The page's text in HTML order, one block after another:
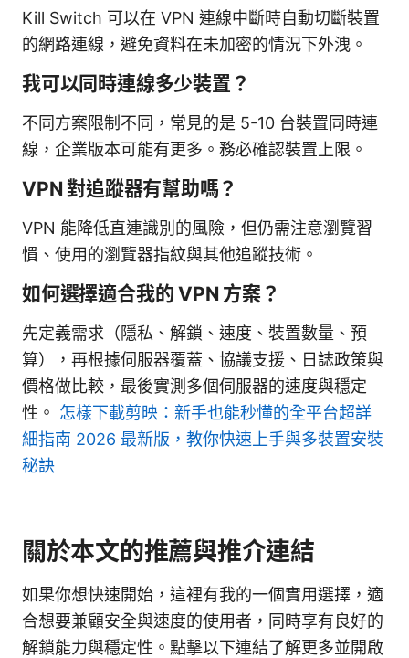
Kill Switch 可以在 VPN 連線中斷時自動切斷裝置
的網路連線，避免資料在未加密的情況下外洩。
我可以同時連線多少裝置？
不同方案限制不同，常見的是 5-10 台裝置同時連
線，企業版本可能有更多。務必確認裝置上限。
VPN 對追蹤器有幫助嗎？
VPN 能降低直連識別的風險，但仍需注意瀏覽習
慣、使用的瀏覽器指紋與其他追蹤技術。
如何選擇適合我的 VPN 方案？
先定義需求（隱私、解鎖、速度、裝置數量、預
算），再根據伺服器覆蓋、協議支援、日誌政策與
價格做比較，最後實測多個伺服器的速度與穩定
性。 怎樣下載剪映：新手也能秒懂的全平台超詳
細指南 2026 最新版，教你快速上手與多裝置安裝
秘訣
關於本文的推薦與推介連結
如果你想快速開始，這裡有我的一個實用選擇，適
合想要兼顧安全與速度的使用者，同時享有良好的
解鎖能力與穩定性。點擊以下連結了解更多並開啟